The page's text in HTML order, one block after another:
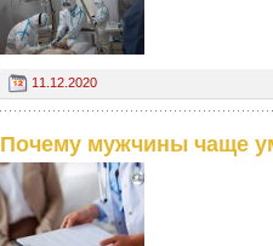
11.12.2020
Почему мужчины чаще